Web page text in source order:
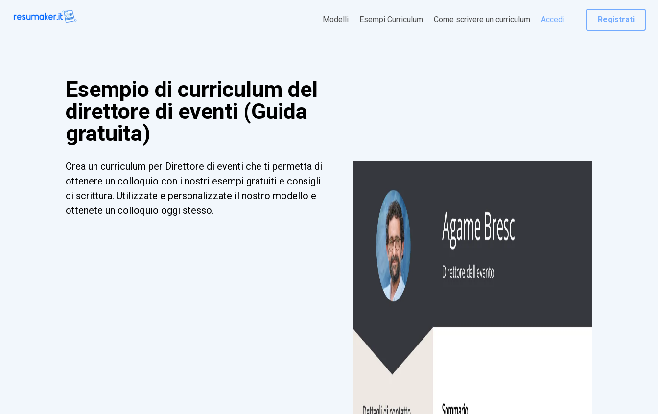
Modelli Esempi Curriculum Come scrivere un curriculum Accedi Registrati
Esempio di curriculum del
direttore di eventi (Guida
gratuita)
Crea un curriculum per Direttore di eventi che ti permetta di
ottenere un colloquio con i nostri esempi gratuiti e consigli
di scrittura. Utilizzate e personalizzate il nostro modello e
ottenete un colloquio oggi stesso.